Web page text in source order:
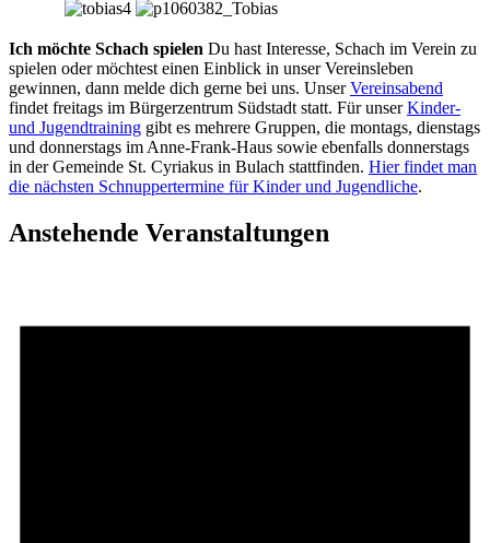
Ich möchte Schach spielen Du hast Interesse, Schach im Verein zu
spielen oder möchtest einen Einblick in unser Vereinsleben
gewinnen, dann melde dich gerne bei uns. UnserVereinsabend
findet freitags im Bürgerzentrum Südstadt statt. Für unserKinder-
und Jugendtraining gibt es mehrere Gruppen, die montags, dienstags
und donnerstags im Anne-Frank-Haus sowie ebenfalls donnerstags
in der Gemeinde St. Cyriakus in Bulach stattfinden. Hier findet man
die nächsten Schnuppertermine für Kinder und Jugendliche.
Anstehende Veranstaltungen